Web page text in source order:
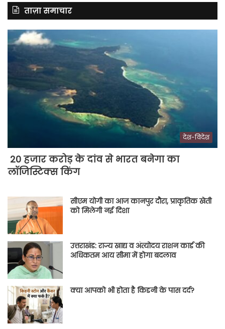
ताज़ा समाचार
देश-विदेश
20 हजार करोड़ के दांव से भारत बनेगा का
लॉजिस्टिक्स किंग
सीएम योगी का आज कानपुर दौरा, प्राकृतिक खेती
को मिलेगी नई दिशा
उत्तराखंड: राज्य खाद्य व अंत्योदय राशन कार्ड की
अधिकतम आय सीमा में होगा बदलाव
क्या आपको भी होता है किडनी के पास दर्द?